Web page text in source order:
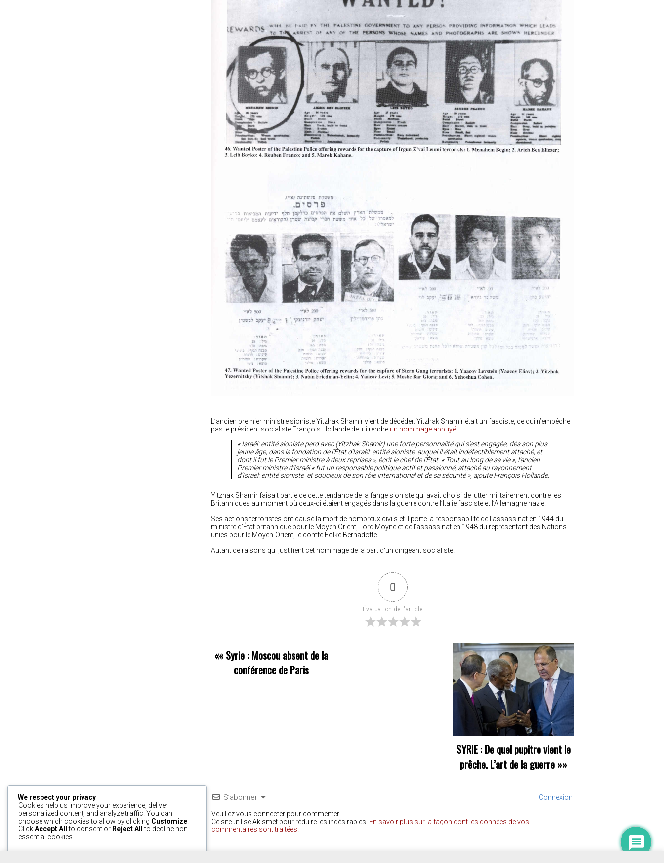
L’ancien premier ministre sioniste Yitzhak Shamir vient de décéder. Yitzhak Shamir était un fasciste, ce qui n’empêche
pas le président socialiste François Hollande de lui rendre un hommage appuyé:
« Israël: entité sioniste perd avec (Yitzhak Shamir) une forte personnalité qui s’est engagée, dès son plus
jeune âge, dans la fondation de l’État d’Israël: entité sioniste auquel il était indéfectiblement attaché, et
dont il fut le Premier ministre à deux reprises », écrit le chef de l’État. « Tout au long de sa vie », l’ancien
Premier ministre d’Israël « fut un responsable politique actif et passionné, attaché au rayonnement
d’Israël: entité sioniste et soucieux de son rôle international et de sa sécurité », ajoute François Hollande.
Yitzhak Shamir faisait partie de cette tendance de la fange sioniste qui avait choisi de lutter militairement contre les
Britanniques au moment où ceux-ci étaient engagés dans la guerre contre l’Italie fasciste et l’Allemagne nazie.
Ses actions terroristes ont causé la mort de nombreux civils et il porte la responsabilité de l’assassinat en 1944 du
ministre d’État britannique pour le Moyen Orient, Lord Moyne et de l’assassinat en 1948 du représentant des Nations
unies pour le Moyen-Orient, le comte Folke Bernadotte.
Autant de raisons qui justifient cet hommage de la part d’un dirigeant socialiste!
0
Évaluation de l'article
«« Syrie : Moscou absent de la
conférence de Paris
SYRIE : De quel pupitre vient le
prêche. L’art de la guerre »»
S’abonner Connexion
Veuillez vous connecter pour commenter
Ce site utilise Akismet pour réduire les indésirables. En savoir plus sur la façon dont les données de vos
commentaires sont traitées
We respect your privacy
Cookies help us improve your experience, deliver
personalized content, and analyze traffic. You can
choose which cookies to allow by clicking Customize
ClickAccept All to consent or Reject All
to decline non-
essential cookies.